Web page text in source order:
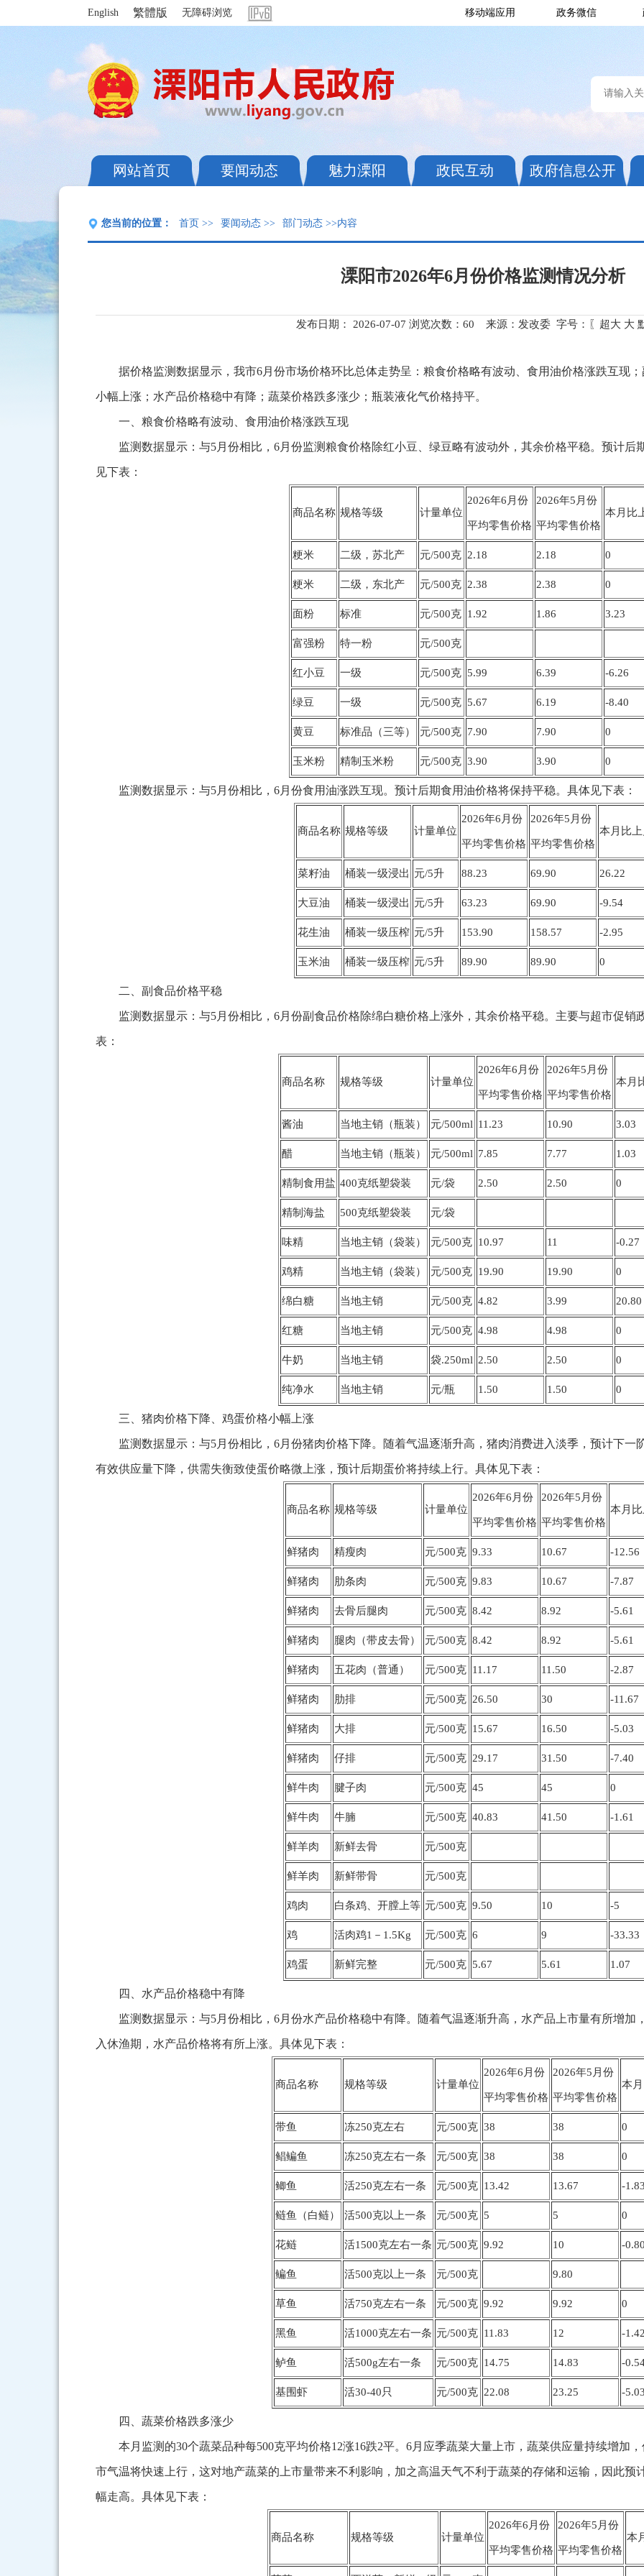
English 繁體版 无障碍浏览 移动端应用 政务微信
网站首页 要闻动态 魅力溧阳 政民互动 政府信息公开
您当前的位置： 首页 >> 要闻动态 >> 部门动态 >>内容
溧阳市2026年6月份价格监测情况分析
发布日期： 2026-07-07 浏览次数： 60 来源：发改委 字号：〖 超大 大
据价格监测数据显示，我市6月份市场价格环比总体走势呈：粮食价格略有波动、食用油价格涨跌互现
小幅上涨；水产品价格稳中有降；蔬菜价格跌多涨少；瓶装液化气价格持平。
一、粮食价格略有波动、食用油价格涨跌互现
监测数据显示：与5月份相比，6月份监测粮食价格除红小豆、绿豆略有波动外，其余价格平稳。预计
见下表：
商品名称 规格等级 计量单位
2026年6月份
平均零售价格
2026年5月份
平均零售价格
本月比
粳米 二级，苏北产 元/500克 2.18 2.18 0
粳米 二级，东北产 元/500克 2.38 2.38 0
面粉 标准 元/500克 1.92 1.86 3.23
富强粉 特一粉 元/500克
红小豆 一级 元/500克 5.99 6.39 -6.26
绿豆 一级 元/500克 5.67 6.19 -8.40
黄豆 标准品（三等） 元/500克 7.90 7.90 0
玉米粉 精制玉米粉 元/500克 3.90 3.90 0
监测数据显示：与5月份相比，6月份食用油涨跌互现。预计后期食用油价格将保持平稳。具体见下表：
商品名称 规格等级 计量单位
2026年6月份
平均零售价格
2026年5月份
平均零售价格
本月比
菜籽油 桶装一级浸出 元/5升 88.23 69.90 26.22
大豆油 桶装一级浸出 元/5升 63.23 69.90 -9.54
花生油 桶装一级压榨 元/5升 153.90 158.57 -2.95
玉米油 桶装一级压榨 元/5升 89.90 89.90 0
二、副食品价格平稳
监测数据显示：与5月份相比，6月份副食品价格除绵白糖价格上涨外，其余价格平稳。主要与超市促
表：
商品名称 规格等级 计量单位
2026年6月份
平均零售价格
2026年5月份
平均零售价格
本月
酱油 当地主销（瓶装） 元/500ml 11.23 10.90 3.03
醋 当地主销（瓶装） 元/500ml 7.85 7.77 1.03
精制食用盐 400克纸塑袋装 元/袋 2.50 2.50 0
精制海盐 500克纸塑袋装 元/袋
味精 当地主销（袋装） 元/500克 10.97 11 -0.27
鸡精 当地主销（袋装） 元/500克 19.90 19.90 0
绵白糖 当地主销 元/500克 4.82 3.99 20.80
红糖 当地主销 元/500克 4.98 4.98 0
牛奶 当地主销 袋.250ml 2.50 2.50 0
纯净水 当地主销 元/瓶 1.50 1.50 0
三、猪肉价格下降、鸡蛋价格小幅上涨
监测数据显示：与5月份相比，6月份猪肉价格下降。随着气温逐渐升高，猪肉消费进入淡季，预计下一
有效供应量下降，供需失衡致使蛋价略微上涨，预计后期蛋价将持续上行。具体见下表：
商品名称 规格等级 计量单位
2026年6月份
平均零售价格
2026年5月份
平均零售价格
本月
鲜猪肉 精瘦肉 元/500克 9.33 10.67 -12.56
鲜猪肉 肋条肉 元/500克 9.83 10.67 -7.87
鲜猪肉 去骨后腿肉 元/500克 8.42 8.92 -5.61
鲜猪肉 腿肉（带皮去骨） 元/500克 8.42 8.92 -5.61
鲜猪肉 五花肉（普通） 元/500克 11.17 11.50 -2.87
鲜猪肉 肋排 元/500克 26.50 30 -11.67
鲜猪肉 大排 元/500克 15.67 16.50 -5.03
鲜猪肉 仔排 元/500克 29.17 31.50 -7.40
鲜牛肉 腱子肉 元/500克 45 45 0
鲜牛肉 牛腩 元/500克 40.83 41.50 -1.61
鲜羊肉 新鲜去骨 元/500克
鲜羊肉 新鲜带骨 元/500克
鸡肉 白条鸡、开膛上等 元/500克 9.50 10 -5
鸡 活肉鸡1－1.5Kg 元/500克 6 9 -33.33
鸡蛋 新鲜完整 元/500克 5.67 5.61 1.07
四、水产品价格稳中有降
监测数据显示：与5月份相比，6月份水产品价格稳中有降。随着气温逐渐升高，水产品上市量有所增
入休渔期，水产品价格将有所上涨。具体见下表：
商品名称 规格等级 计量单位
2026年6月份
平均零售价格
2026年5月份
平均零售价格
本
带鱼 冻250克左右 元/500克 38 38 0
鲳鳊鱼 冻250克左右一条 元/500克 38 38 0
鲫鱼 活250克左右一条 元/500克 13.42 13.67 -
鲢鱼（白鲢） 活500克以上一条 元/500克 5 5 0
花鲢 活1500克左右一条 元/500克 9.92 10 -
鳊鱼 活500克以上一条 元/500克 9.80
草鱼 活750克左右一条 元/500克 9.92 9.92 0
黑鱼 活1000克左右一条 元/500克 11.83 12 -
鲈鱼 活500g左右一条 元/500克 14.75 14.83 -
基围虾 活30-40只 元/500克 22.08 23.25 -
四、蔬菜价格跌多涨少
本月监测的30个蔬菜品种每500克平均价格12涨16跌2平。6月应季蔬菜大量上市，蔬菜供应量持续增加
市气温将快速上行，这对地产蔬菜的上市量带来不利影响，加之高温天气不利于蔬菜的存储和运输，因此预
幅走高。具体见下表：
商品名称 规格等级 计量单位
2026年6月份
平均零售价格
2026年5月份
平均零售价格
本